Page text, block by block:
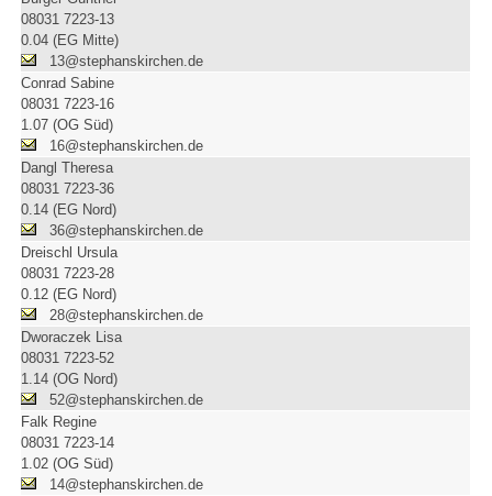
08031 7223-13
0.04 (EG Mitte)
13@stephanskirchen.de
Conrad Sabine
08031 7223-16
1.07 (OG Süd)
16@stephanskirchen.de
Dangl Theresa
08031 7223-36
0.14 (EG Nord)
36@stephanskirchen.de
Dreischl Ursula
08031 7223-28
0.12 (EG Nord)
28@stephanskirchen.de
Dworaczek Lisa
08031 7223-52
1.14 (OG Nord)
52@stephanskirchen.de
Falk Regine
08031 7223-14
1.02 (OG Süd)
14@stephanskirchen.de